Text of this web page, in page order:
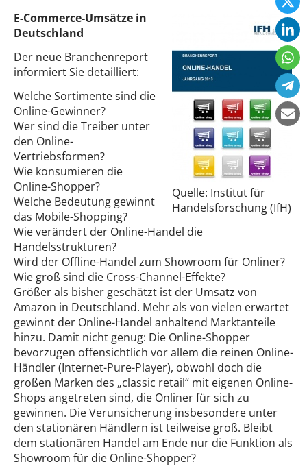
Quelle: Institut für
Handelsforschung (IfH)
E-Commerce-Umsätze in
Deutschland
Der neue Branchenreport
informiert Sie detailliert:
Welche Sortimente sind die
Online-Gewinner?
Wer sind die Treiber unter
den Online-
Vertriebsformen?
Wie konsumieren die
Online-Shopper?
Welche Bedeutung gewinnt
das Mobile-Shopping?
Wie verändert der Online-Handel die
Handelsstrukturen?
Wird der Offline-Handel zum Showroom für Onliner?
Wie groß sind die Cross-Channel-Effekte?
Größer als bisher geschätzt ist der Umsatz von
Amazon in Deutschland. Mehr als von vielen erwartet
gewinnt der Online-Handel anhaltend Marktanteile
hinzu. Damit nicht genug: Die Online-Shopper
bevorzugen offensichtlich vor allem die reinen Online-
Händler (Internet-Pure-Player), obwohl doch die
großen Marken des „classic retail“ mit eigenen Online-
Shops angetreten sind, die Onliner für sich zu
gewinnen. Die Verunsicherung insbesondere unter
den stationären Händlern ist teilweise groß. Bleibt
dem stationären Handel am Ende nur die Funktion als
Showroom für die Online-Shopper?